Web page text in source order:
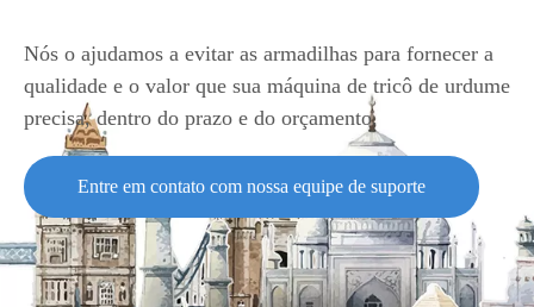
Exceto para tecidos de malha espaçadora usados ​​​​como parte
superior de calçados, outras máquinas de tricô de urdidura, como a
máquina raschel jacquard TH4/1F, a máquina raschel RSE4 e até a
máquina tricot HKS3M também são preferidas pelos fabricantes de
Nós o ajudamos a evitar as armadilhas para fornecer a
qualidade e o valor que sua máquina de tricô de urdume
precisa, dentro do prazo e do orçamento.
Entre em contato com nossa equipe de suporte